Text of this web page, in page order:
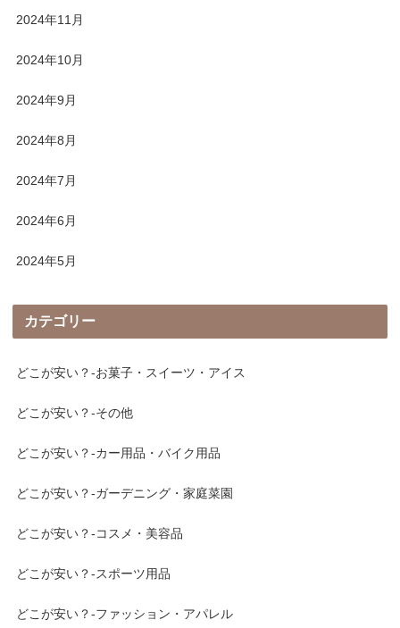
2024年11月
2024年10月
2024年9月
2024年8月
2024年7月
2024年6月
2024年5月
カテゴリー
どこが安い？-お菓子・スイーツ・アイス
どこが安い？-その他
どこが安い？-カー用品・バイク用品
どこが安い？-ガーデニング・家庭菜園
どこが安い？-コスメ・美容品
どこが安い？-スポーツ用品
どこが安い？-ファッション・アパレル